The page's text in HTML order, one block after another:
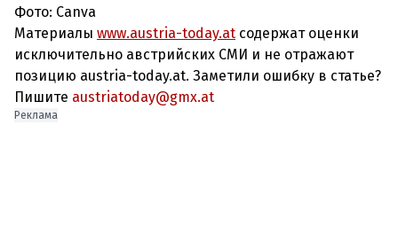
Фото: Canva
Материалы www.austria-today.at содержат оценки
исключительно австрийских СМИ и не отражают
позицию austria-today.at. Заметили ошибку в статье?
Пишите austriatoday@gmx.at
Реклама